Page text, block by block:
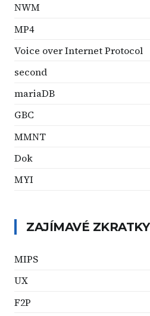
NWM
MP4
Voice over Internet Protocol
second
mariaDB
GBC
MMNT
Dok
MYI
ZAJÍMAVÉ ZKRATKY
MIPS
UX
F2P